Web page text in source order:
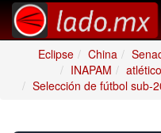
Eclipse
China
INAPAM
Selección de fútbol sub-